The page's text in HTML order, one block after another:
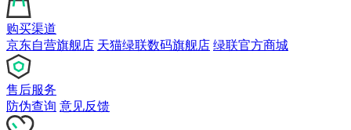
购买渠道
京东自营旗舰店 天猫绿联数码旗舰店 绿联官方商城
售后服务
防伪查询 意见反馈